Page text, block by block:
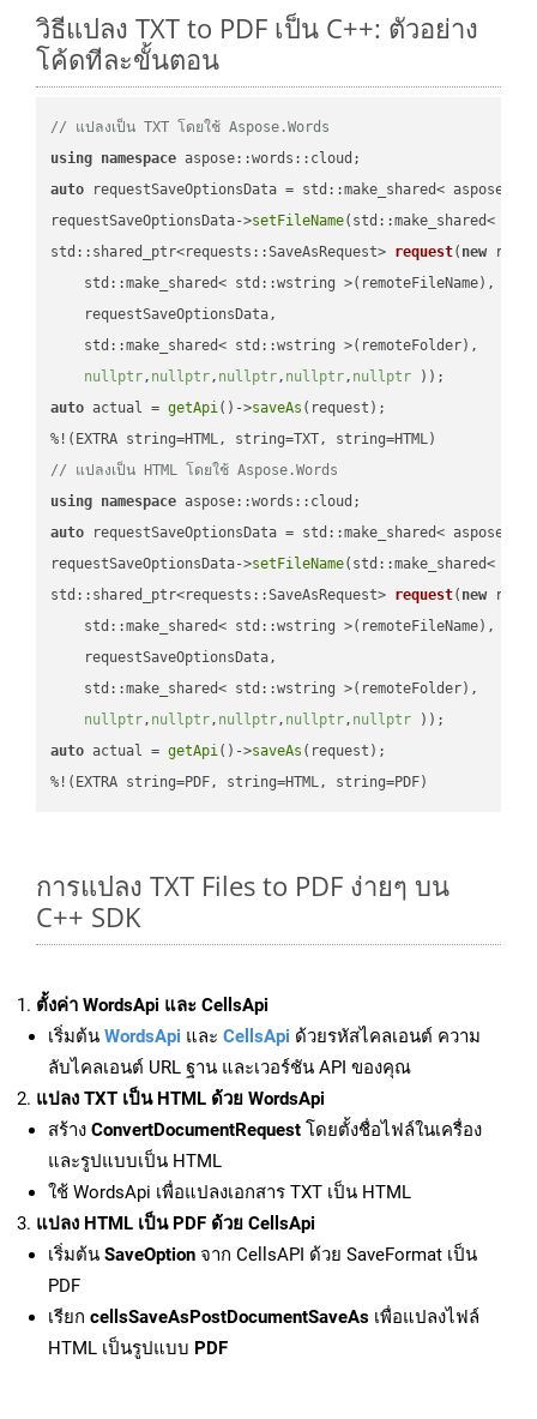
วิธีแปลง TXT to PDF เป็น C++: ตัวอย่าง
โค้ดทีละขั้นตอน
// แปลงเป็น TXT โดยใช้ Aspose.Words
using namespace
auto requestSaveOptionsData = std::make_shared<
requestSaveOptionsData->setFileName(std::make_shared<
std::shared_ptr<requests::SaveAsRequest> request( new
    std::make_shared< std::wstring >(remoteFileName),
    requestSaveOptionsData,
    std::make_shared< std::wstring >(remoteFolder),
nullptr, nullptr, nullptr, nullptr, nullptr ))
auto actual = getApi()->saveAs (request);
// แปลงเป็น HTML โดยใช้ Aspose.Words
using namespace
auto requestSaveOptionsData = std::make_shared<
requestSaveOptionsData->setFileName(std::make_shared<
std::shared_ptr<requests::SaveAsRequest> request( new
    std::make_shared< std::wstring >(remoteFileName),
    requestSaveOptionsData,
    std::make_shared< std::wstring >(remoteFolder),
nullptr, nullptr, nullptr, nullptr, nullptr ))
auto actual = getApi()->saveAs (request);
%!(EXTRA string=PDF, string=HTML, string=PDF)
การแปลง TXT Files to PDF ง่ายๆ บน
C++ SDK
ตั้งค่า WordsApi และ CellsApi
เริ่มต้น WordsApi และ CellsApi ด้วยรหัสไคลเอนต์ ความ
ลับไคลเอนต์ URL ฐาน และเวอร์ชัน API ของคุณ
แปลง TXT เป็น HTML ด้วย WordsApi
สร้าง ConvertDocumentRequest โดยตั้งชื่อไฟล์ในเครื่อง
และรูปแบบเป็น HTML
ใช้ WordsApi เพื่อแปลงเอกสาร TXT เป็น HTML
แปลง HTML เป็น PDF ด้วย CellsApi
เริ่มต้น SaveOption จาก CellsAPI ด้วย SaveFormat เป็น
PDF
เรียก cellsSaveAsPostDocumentSaveAs เพื่อแปลงไฟล์
HTML เป็นรูปแบบ PDF